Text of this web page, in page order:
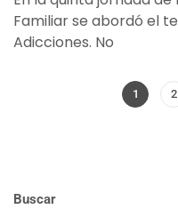
Familiar se abordó el
Adicciones. No
Page
1 2
Buscar